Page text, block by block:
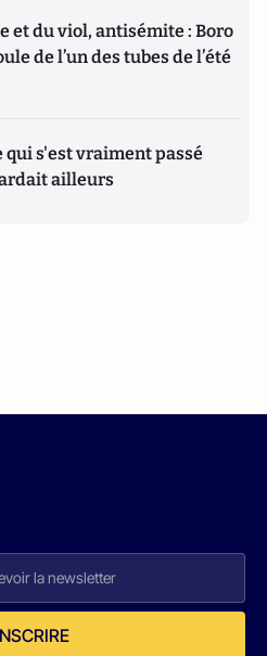
et du viol, antisémite : Boro
de l’un des tubes de l’été
qui s'est vraiment passé
ailleurs